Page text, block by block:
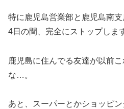
特に鹿児島営業部と鹿児島南
4日の間、完全にストップしま
鹿児島に住んでる友達が以前
な…。
あと、スーパーとかショッピ